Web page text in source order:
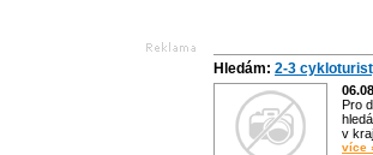
Hledám: 2-3
Pro
v
více